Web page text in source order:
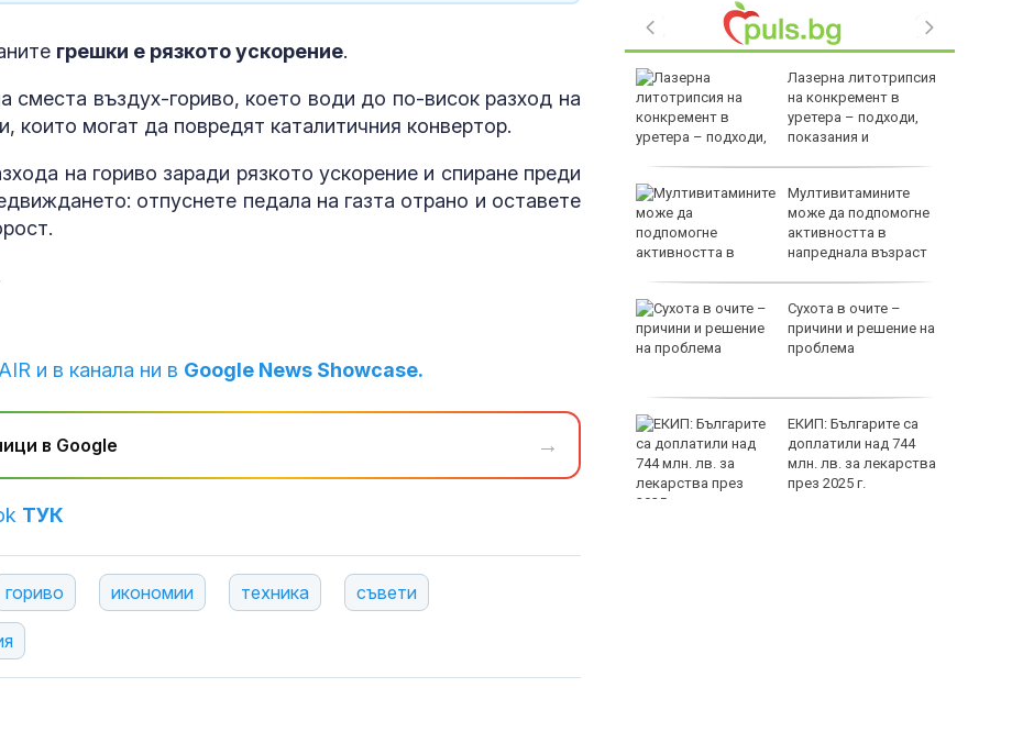
грешки е рязкото ускорение.
сместа въздух-гориво, което води до по-висок разход на
които могат да повредят каталитичния конвертор.
на гориво заради рязкото ускорение и спиране преди
отпуснете педала на газта отрано и оставете
и в канала ни в Google News Showcase.
в Google →
ТУК
гориво икономии техника съвети
църквата направиха
Захарова: Милиардите
на Запада можеха да
Ретроградният Хирон
ще направи животът
по-лесен за 5 зодии
Лазерна литотрипсия
на конкремент в
уретера – подходи,
показания и
Мултивитамините
може да подпомогне
активността в
напреднала възраст
Сухота в очите –
причини и решение на
проблема
ЕКИП: Българите са
доплатили над 744
млн. лв. за лекарства
през 2025 г.